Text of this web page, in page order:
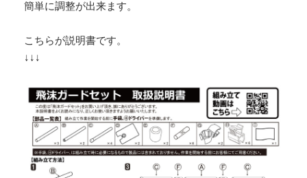
簡単に調整が出来ます。
こちらが説明書です。
↓↓↓